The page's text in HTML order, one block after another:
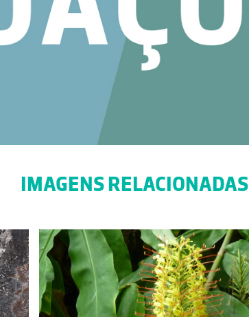
IMAGENS RELACIONADAS